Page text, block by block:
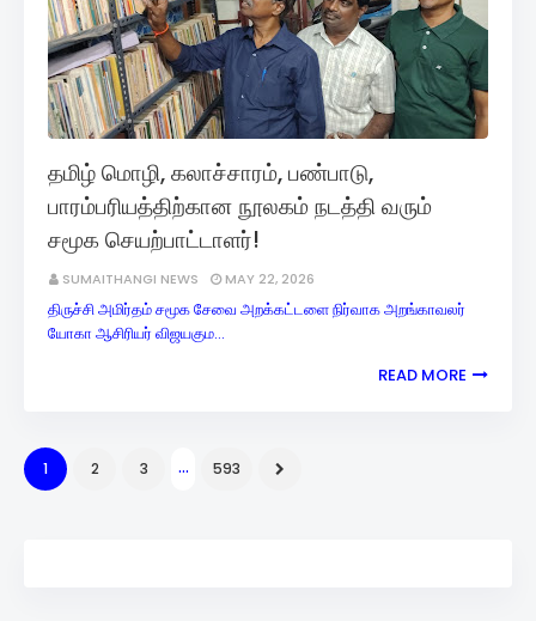
தமிழ் மொழி, கலாச்சாரம், பண்பாடு,
பாரம்பரியத்திற்கான நூலகம் நடத்தி வரும்
சமூக செயற்பாட்டாளர்!
SUMAITHANGI NEWS MAY 22, 2026
திருச்சி அமிர்தம் சமூக சேவை அறக்கட்டளை நிர்வாக அறங்காவலர்
யோகா ஆசிரியர் விஜயகும…
READ MORE
1 2 3 ... 593